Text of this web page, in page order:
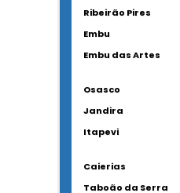
Ribeirão Pires
Embu
Embu das Artes
Osasco
Jandira
Itapevi
Caierias
Taboão da Serra